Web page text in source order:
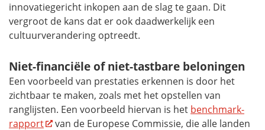
innovatiegericht inkopen aan de slag te gaan. Dit
vergroot de kans dat er ook daadwerkelijk een
cultuurverandering optreedt.
Niet-financiële of niet-tastbare beloningen
Een voorbeeld van prestaties erkennen is door het
zichtbaar te maken, zoals met het opstellen van
ranglijsten. Een voorbeeld hiervan is het benchmark-
rapport
van de Europese Commissie, die alle landen